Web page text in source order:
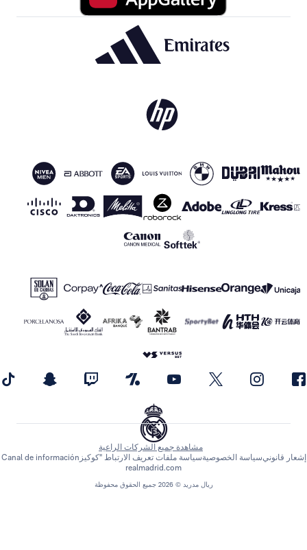
ريال مدريد © 2026 جميع الحقوق محفوظة
مشاهدة جميع الشركات الراعية
قانونيسياسة الخصوصيةسياسة ملفات تعريف الارتباط "كوكيزCanal de información
realmadrid.com